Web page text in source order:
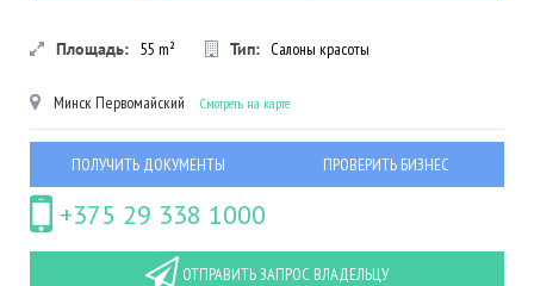
Площадь: 55 m² Тип: Салоны красоты
МинскПервомайский Смотреть на карте
ПОЛУЧИТЬ ДОКУМЕНТЫ ПРОВЕРИТЬ БИЗНЕС
+375 29 338 1000
ОТПРАВИТЬ ЗАПРОС ВЛАДЕЛЬЦУ